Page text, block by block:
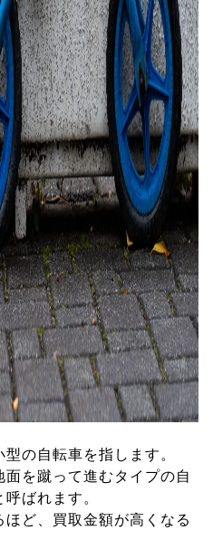
の自転車を指します。
を蹴って進むタイプの自
ばれます。
ど、買取金額が高くなる